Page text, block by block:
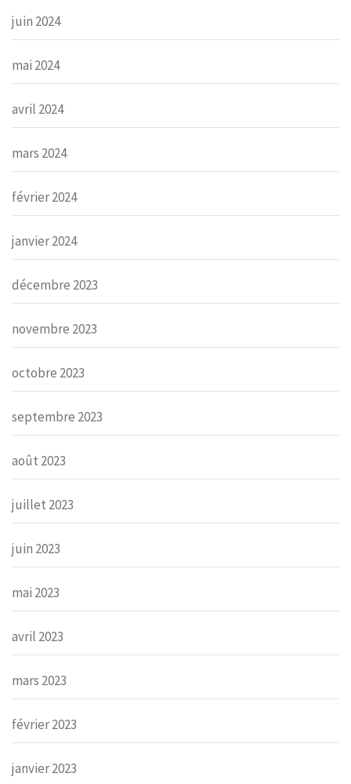
juin 2024
mai 2024
avril 2024
mars 2024
février 2024
janvier 2024
décembre 2023
novembre 2023
octobre 2023
septembre 2023
août 2023
juillet 2023
juin 2023
mai 2023
avril 2023
mars 2023
février 2023
janvier 2023